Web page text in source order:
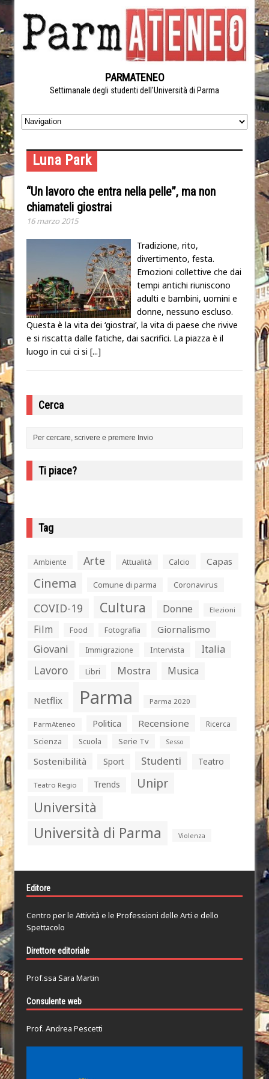
PARMATENEO
Settimanale degli studenti dell'Università di Parma
Luna Park
“Un lavoro che entra nella pelle”, ma non
chiamateli giostrai
16 marzo 2015
Tradizione, rito,
divertimento, festa.
Emozioni collettive che dai
tempi antichi riuniscono
adulti e bambini, uomini e
donne, nessuno escluso.
Questa è la vita dei ‘giostrai’, la vita di paese che rivive
e si riscatta dalle fatiche, dai sacrifici. La piazza è il
luogo in cui ci si [...]
Cerca
Ti piace?
Tag
Ambiente Arte Attualità Calcio Capas
Cinema Comune di parma Coronavirus
COVID-19 Cultura Donne Elezioni
Film Food Fotografia Giornalismo
Giovani Immigrazione Intervista Italia
Lavoro Libri Mostra Musica
Netflix Parma Parma 2020
ParmAteneo Politica Recensione
Ricerca
Scienza
Scuola Serie Tv Sesso
Sostenibilità Sport Studenti Teatro
Teatro Regio Trends Unipr
Università
Università di Parma Violenza
Editore
Centro per le Attività e le Professioni delle Arti e dello
Spettacolo
Direttore editoriale
Prof.ssa Sara Martin
Consulente web
Prof. Andrea Pescetti